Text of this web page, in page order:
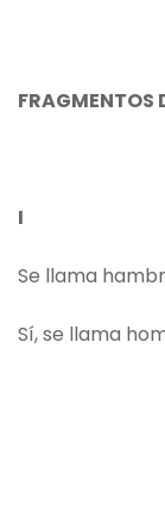
FRAGMENTOS
I
Se llama
Sí, se llama
El